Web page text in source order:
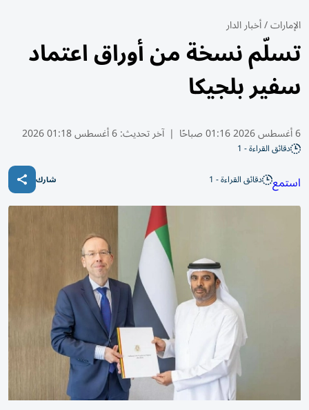
الإمارات/أخبار الدار
تسلّم نسخة من أوراق اعتماد
سفير بلجيكا
6 أغسطس 2026 01:16 صباحًا | آخر تحديث:6 أغسطس 01:18 2026
دقائق القراءة - 1
استمع دقائق القراءة - 1 شارك